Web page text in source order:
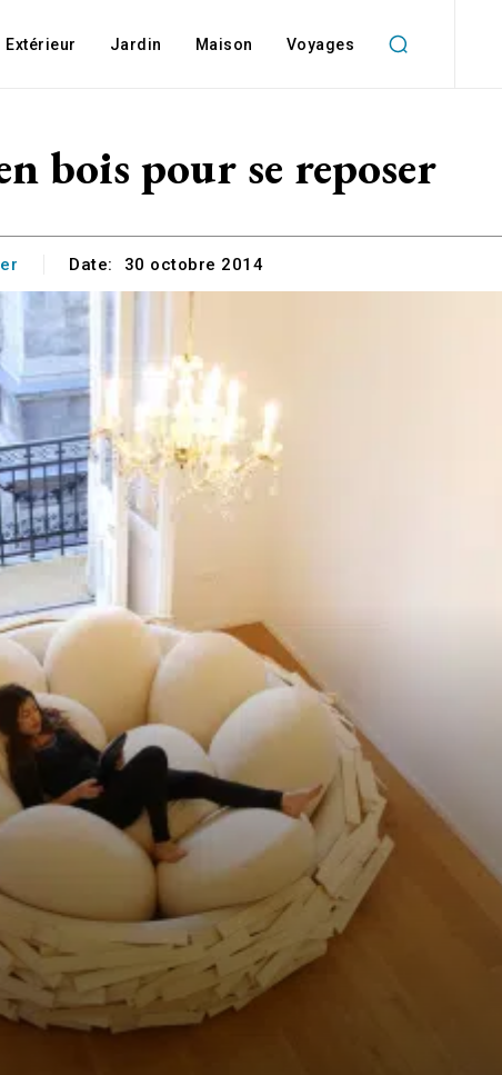
Extérieur Jardin Maison Voyages
bois pour se reposer
Date: 30 octobre 2014